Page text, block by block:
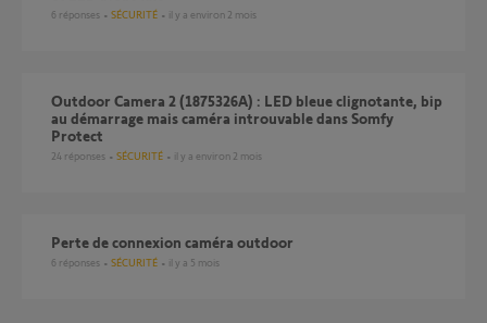
6 réponses SÉCURITÉ il y a environ 2 mois
Outdoor Camera 2 (1875326A) : LED bleue clignotante, bip
au démarrage mais caméra introuvable dans Somfy
Protect
24 réponses SÉCURITÉ il y a environ 2 mois
Perte de connexion caméra outdoor
6 réponses SÉCURITÉ il y a 5 mois